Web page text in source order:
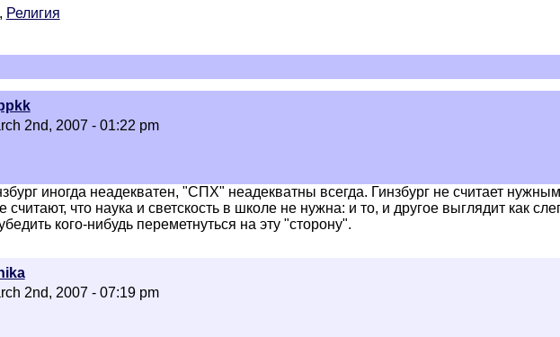
, Религия
2nd, 2007 - 01:22 pm
иногда неадекватен, "СПХ" неадекватны всегда. Гинзбург не считает
что наука и светскость в школе не нужна: и то, и другое выглядит как
кого-нибудь переметнуться на эту "сторону".
2nd, 2007 - 07:19 pm